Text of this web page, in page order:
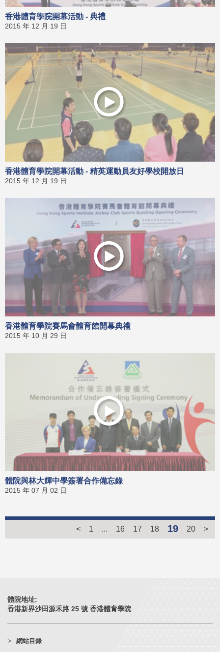
香港體育學院開幕活動 - 典禮
2015 年 12 月 19 日
香港體育學院開幕活動 - 精英運動員友好學校開放日
2015 年 12 月 19 日
香港體育學院賽馬會體育館開幕典禮
2015 年 10 月 29 日
體院與林大輝中學簽署合作備忘錄
2015 年 07 月 02 日
< 1 ... 16 17 18 19 20 >
體院地址:
香港新界沙田源禾路 25 號 香港體育學院
網站目錄